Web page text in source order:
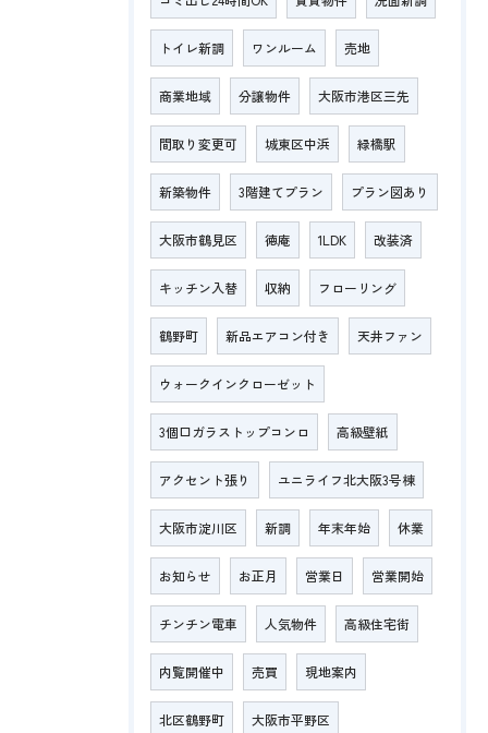
トイレ新調 ワンルーム 売地
商業地域 分譲物件 大阪市港区三先
間取り変更可 城東区中浜 緑橋駅
新築物件 3階建てプラン プラン図あり
大阪市鶴見区 徳庵 1LDK 改装済
キッチン入替 収納 フローリング
鶴野町 新品エアコン付き 天井ファン
ウォークインクローゼット
3個口ガラストップコンロ 高級壁紙
アクセント張り ユニライフ北大阪3号棟
大阪市淀川区 新調 年末年始 休業
お知らせ お正月 営業日 営業開始
チンチン電車 人気物件 高級住宅街
内覧開催中 売買 現地案内
北区鶴野町 大阪市平野区